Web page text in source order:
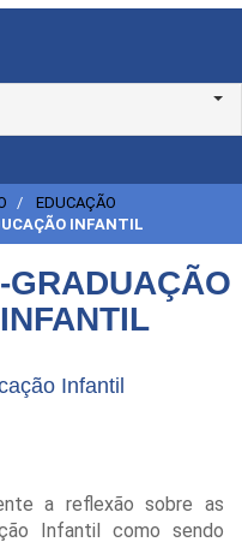
EDUCAÇÃO
INFANTIL
GRADUAÇÃO
Infantil
a reflexão sobre as
Infantil como sendo